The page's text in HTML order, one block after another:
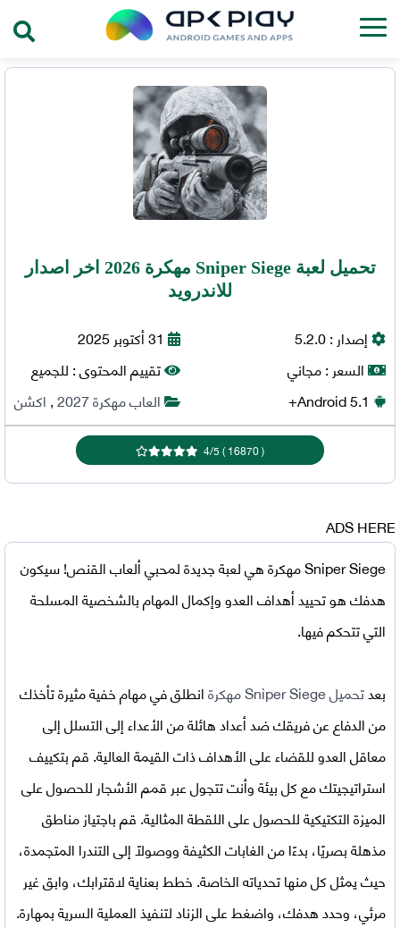
تحميل لعبة Sniper Siege مهكرة 2026 اخر اصدار
للاندرويد
إصدار :5.2.0
السعر :مجاني
Android5.1+
31 أكتوبر 2025
تقييم المحتوى :للجميع
العاب مهكرة 2027
,اكشن
(
16870
)
4/5
ADS HERE
Sniper Siege مهكرة
هي لعبة جديدة لمحبي ألعاب القنص! سيكون
هدفك هو تحييد أهداف العدو وإكمال المهام بالشخصية المسلحة
التي تتحكم فيها.
بعدتحميلSniper Siege مهكرة
انطلق في مهام خفية مثيرة تأخذك
من الدفاع عن فريقك ضد أعداد هائلة من الأعداء إلى التسلل إلى
معاقل العدو للقضاء على الأهداف ذات القيمة العالية. قم بتكييف
استراتيجيتك مع كل بيئة وأنت تتجول عبر قمم الأشجار للحصول على
الميزة التكتيكية للحصول على اللقطة المثالية. قم باجتياز مناطق
مذهلة بصريًا، بدءًا من الغابات الكثيفة ووصولاً إلى التندرا المتجمدة،
حيث يمثل كل منها تحدياته الخاصة. خطط بعناية لاقترابك، وابق غير
مرئي، وحدد هدفك، واضغط على الزناد لتنفيذ العملية السرية بمهارة.